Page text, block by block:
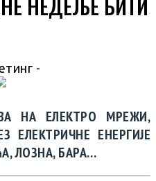
-
НА ЕЛЕКТРО МРЕЖИ,
ЕЛЕКТРИЧНЕ ЕНЕРГИЈЕ
ЛОЗНА, БАРА…